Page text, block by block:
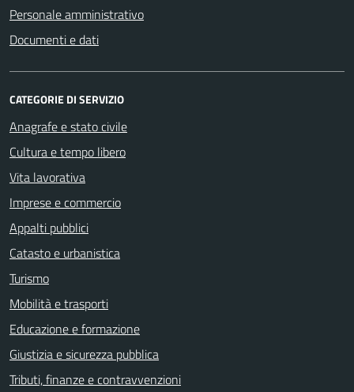
Personale amministrativo
Documenti e dati
CATEGORIE DI SERVIZIO
Anagrafe e stato civile
Cultura e tempo libero
Vita lavorativa
Imprese e commercio
Appalti pubblici
Catasto e urbanistica
Turismo
Mobilità e trasporti
Educazione e formazione
Giustizia e sicurezza pubblica
Tributi, finanze e contravvenzioni